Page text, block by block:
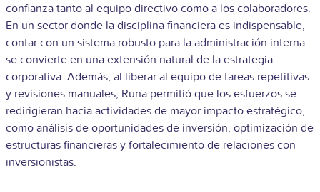
confianza tanto al equipo directivo como a los colaboradores.
En un sector donde la disciplina financiera es indispensable,
contar con un sistema robusto para la administración interna
se convierte en una extensión natural de la estrategia
corporativa. Además, al liberar al equipo de tareas repetitivas
y revisiones manuales, Runa permitió que los esfuerzos se
redirigieran hacia actividades de mayor impacto estratégico,
como análisis de oportunidades de inversión, optimización de
estructuras financieras y fortalecimiento de relaciones con
inversionistas.